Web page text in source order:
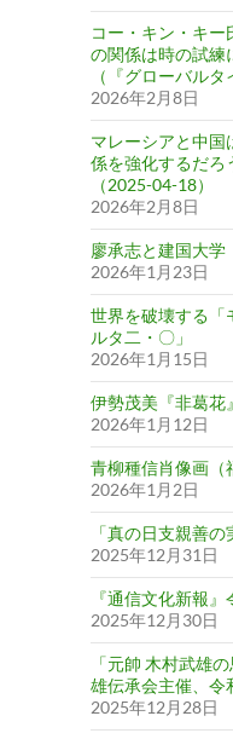
コー・キン・キ
の関係は時の試練
（『グローバル
2026年2月8日
マレーシアと中国
係を強化するだろ
（2025-04-18）
2026年2月8日
廖承志と建国大学
2026年1月23日
世界を破壊する「
ルタ二・〇」
2026年1月15日
伊勢茂美『非葛
2026年1月12日
青柳種信肖像画（
2026年1月2日
「真の日支親善
2025年12月31日
『通信文化新報
2025年12月30日
「元帥 木村武雄
雄伝承会主催、令
2025年12月28日